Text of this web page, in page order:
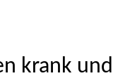
krank